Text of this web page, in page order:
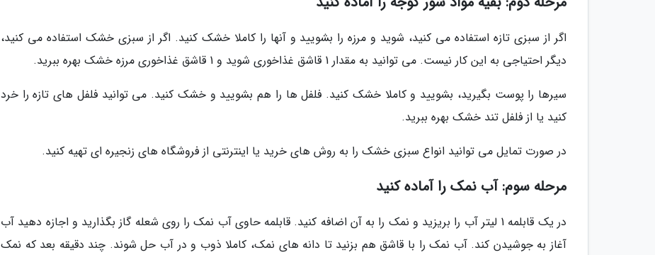
اگر از سبزی تازه استفاده می کنید، شوید و مرزه را بشویید و آنها را کاملا خشک کنید. اگر از سبزی خشک استفاده می کنید،
دیگر احتیاجی به این کار نیست. می توانید به مقدار 1 قاشق غذاخوری شوید و 1 قاشق غذاخوری مرزه خشک بهره ببرید.
سیرها را پوست بگیرید، بشویید و کاملا خشک کنید. فلفل ها را هم بشویید و خشک کنید. می توانید فلفل های تازه را خرد
کنید یا از فلفل تند خشک بهره ببرید.
در صورت تمایل می توانید انواع سبزی خشک را به روش های خرید یا اینترنتی از فروشگاه های زنجیره ای تهیه کنید.
مرحله سوم: آب نمک را آماده کنید
در یک قابلمه 1 لیتر آب را بریزید و نمک را به آن اضافه کنید. قابلمه حاوی آب نمک را روی شعله گاز بگذارید و اجازه دهید آب
آغاز به جوشیدن کند. آب نمک را با قاشق هم بزنید تا دانه های نمک، کاملا ذوب و در آب حل شوند. چند دقیقه بعد که نمک